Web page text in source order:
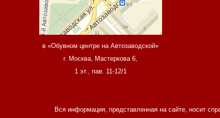
в «Обувном центре на Автозаводской»
г. Москва, Мастеркова 6,
1 эт., пав. 11-12/1
Вся информация, представленная на сайте, носит